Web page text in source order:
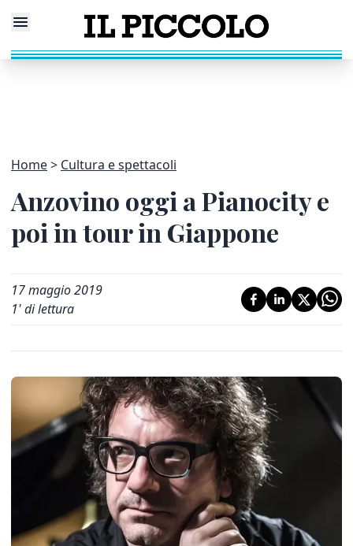
Home Cultura e spettacoli
Anzovino oggi a Pianocity e
poi in tour in Giappone
17 maggio 2019
1' di lettura